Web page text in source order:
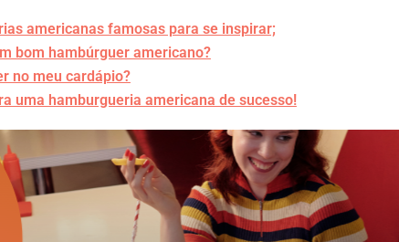
americanas famosas para se inspirar;
bom hambúrguer americano?
no meu cardápio?
uma hamburgueria americana de sucesso!